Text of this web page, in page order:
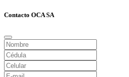
Contacto OCA SA